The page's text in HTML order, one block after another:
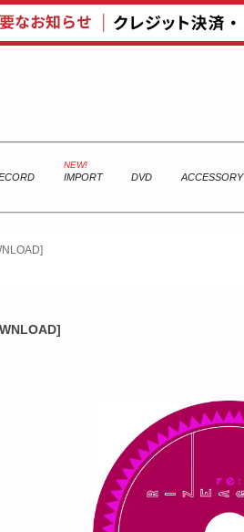
IMPORT DVD ACCESSORY